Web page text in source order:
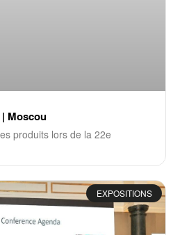
Moscou
produits lors de la 22e
EXPOSITIONS